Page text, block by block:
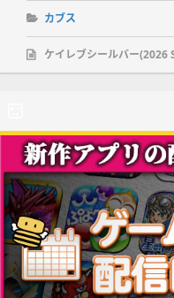
カブス
ケイレブシールバー(2026